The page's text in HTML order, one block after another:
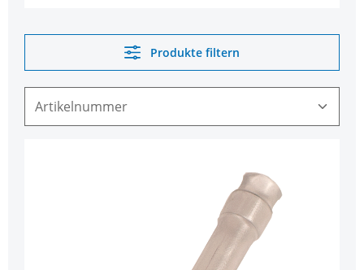
Produkte filtern